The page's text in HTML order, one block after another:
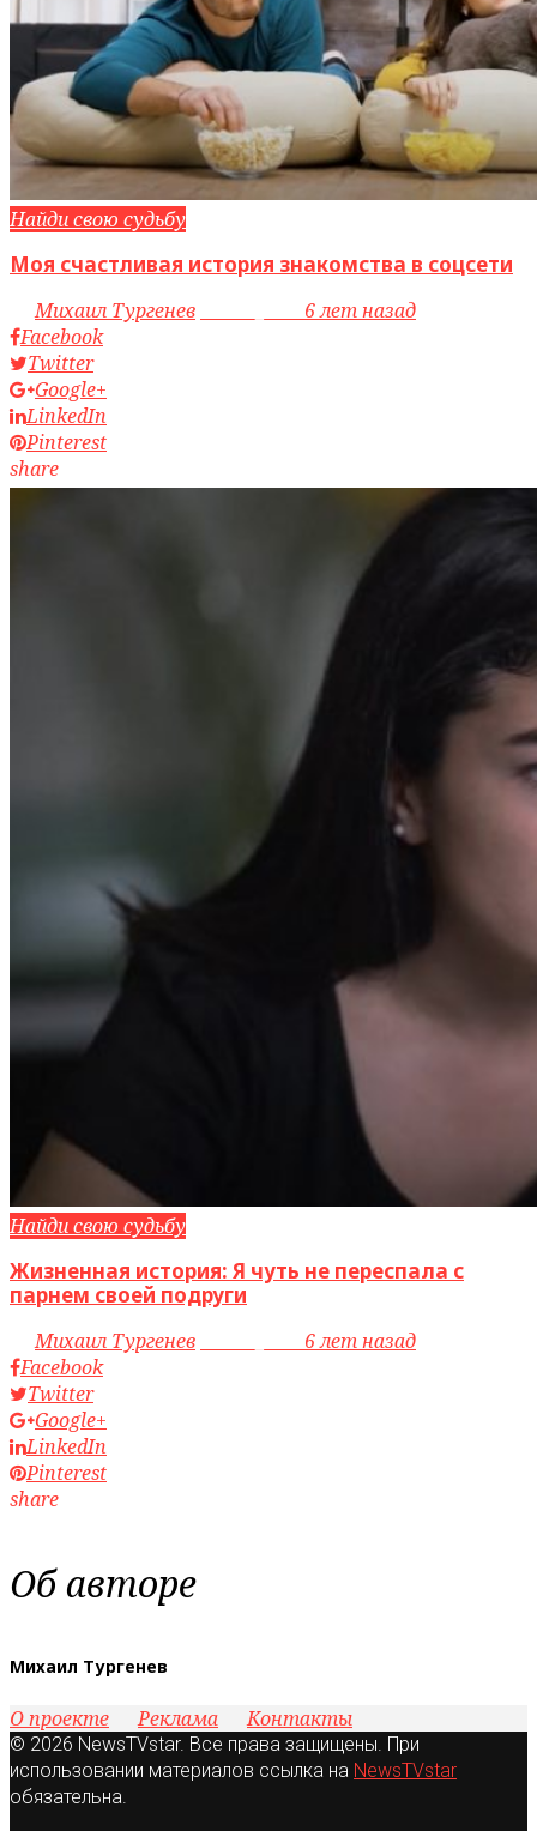
Найди свою судьбу
Моя счастливая история знакомства в соцсети
byМихаил Тургенев
6 лет назад
Facebook
Twitter
Google+
LinkedIn
Pinterest
share
Найди свою судьбу
Жизненная история: Я чуть не переспала с
парнем своей подруги
byМихаил Тургенев
6 лет назад
Facebook
Twitter
Google+
LinkedIn
Pinterest
share
Об авторе
Михаил Тургенев
О проекте Реклама Контакты
© 2026 NewsTVstar. Все права защищены. При
использовании материалов ссылка на NewsTVstar
обязательна.